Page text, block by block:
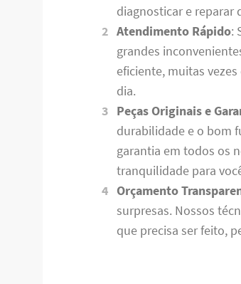
diagnosticar e reparar
Atendimento Rápido:
grandes
eficiente, muitas
dia.
Peças Originais e
durabilidade e o bom
garantia em todos os
tranquilidade para
Orçamento
surpresas. Nossos
que precisa ser feito,